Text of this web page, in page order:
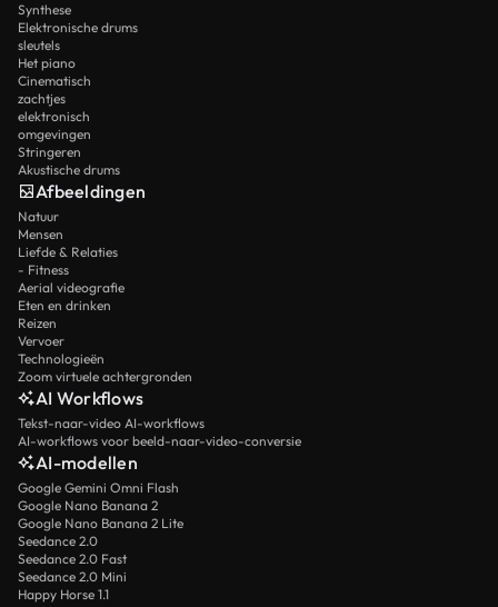
Synthese
Elektronische drums
sleutels
Het piano
Cinematisch
zachtjes
elektronisch
omgevingen
Stringeren
Akustische drums
Afbeeldingen
Natuur
Mensen
Liefde & Relaties
- Fitness
Aerial videografie
Eten en drinken
Reizen
Vervoer
Technologieën
Zoom virtuele achtergronden
AI Workflows
Tekst-naar-video AI-workflows
AI-workflows voor beeld-naar-video-conversie
AI-modellen
Google Gemini Omni Flash
Google Nano Banana 2
Google Nano Banana 2 Lite
Seedance 2.0
Seedance 2.0 Fast
Seedance 2.0 Mini
Happy Horse 1.1